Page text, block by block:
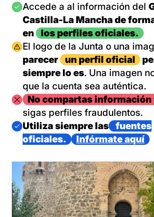
Imagen
Accede a al información del
Castilla-La Mancha de
en
los perfiles oficiales.
Imagen
El logo de la Junta o una
parecer
un perfil oficial
siempre lo es. Una imagen
que la cuenta sea auténtica.
ImagenNo compartas información
sigas perfiles fraudulentos.
Imagen
Utiliza siempre las
fuentes
oficiales.
Infórmate aquí